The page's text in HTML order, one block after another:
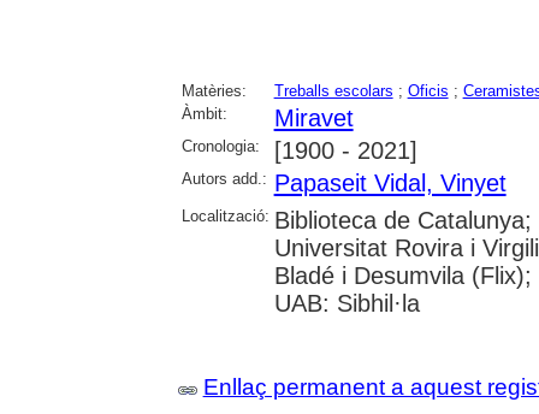
Matèries: Treballs escolars ; Oficis ;
Àmbit:
Miravet
Cronologia: [1900 - 2021]
Autors add.: Papaseit Vidal, Vinyet
Localització: Biblioteca de
Universitat Rovira i
Bladé i Desumvila
UAB: Sibhil·la
Enllaç permanent a aquest